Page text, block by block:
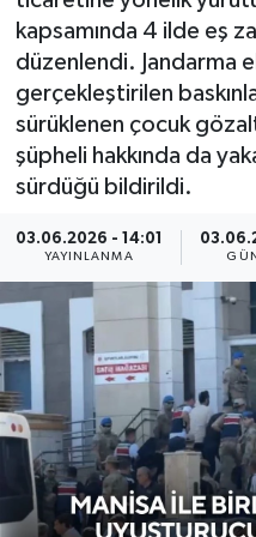
kapsamında 4 ilde eş
düzenlendi. Jandarma
gerçekleştirilen
sürüklenen çocuk
şüpheli hakkında da
sürdüğü bildirildi.
03.06.2026 - 14:01
YAYINLANMA
KÜLTÜR SANAT
YAŞAM
LIFE
SARIGÖL
SARUHANLI
SELENDİ
DEMİRCİ
GÖLMARMARA
GÖRDES
KÖPRÜBAŞI
SOMA
KÖPRÜBAŞI
KULA
SALİHLİ
SARUHANLI
ŞEHZADELER
SELENDİ
SOMA
TURGUTLU
EKONOMİ
EĞİTİM
KÜLTÜR SANAT
YAŞAM
LIFE
BİLİM VE
YAZARLAR
MANİSA'NIN